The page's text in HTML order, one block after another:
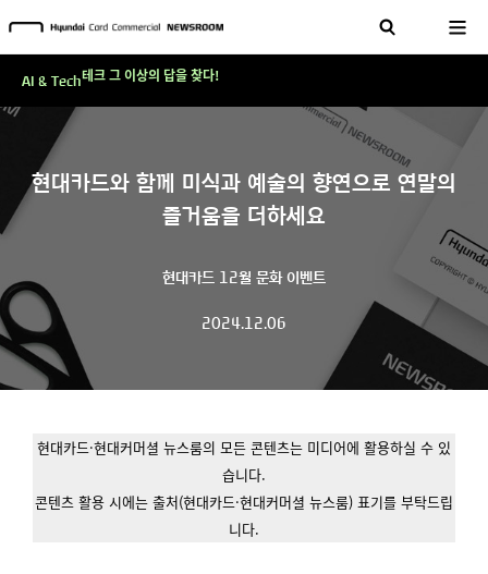
현대카드와 함께 미식과 예술의 향연으로 연말의
즐거움을 더하세요
현대카드 12월 문화 이벤트
2024.12.06
현대카드·현대커머셜 뉴스룸의 모든 콘텐츠는 미디어에 활용하실 수 있
습니다.
콘텐츠 활용 시에는 출처(현대카드·현대커머셜 뉴스룸) 표기를 부탁드립
니다.
AI & Tech테크 그 이상의 답을 찾다!
현대카드, 스테이블코인 국제송금 실제 도입 가능한 수준 준비 마쳐
테크 그 이상의 답을 찾다!